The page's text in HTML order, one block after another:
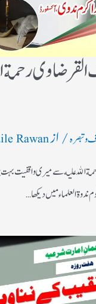
رحمة
و تبصرہ/ ازRawan
الله عليه سے ميرى واقفيت بہت